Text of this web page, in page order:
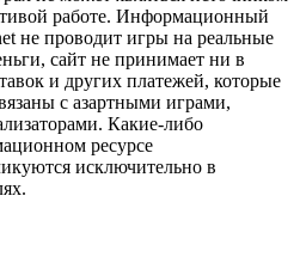
работе. Информационный
не проводит игры на реальные
сайт не принимает ни в
и других платежей, которые
с азартными играми,
Какие-либо
ресурсе
исключительно в